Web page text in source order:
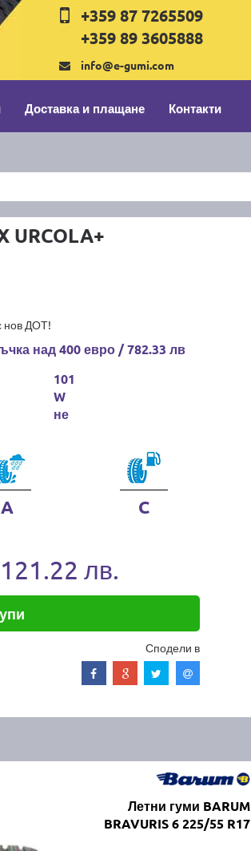
+359 87 7265509
+359 89 3605888
info@e-gumi.com
Доставка и плащане Контакти
URCOLA+
нов ДОТ!
над 400 евро / 782.33 лв
101
W
не
A C
лв.
Сподели в
Летни гуми BARUM
BRAVURIS 6 225/55 R17